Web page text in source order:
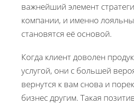
важнейший элемент
компании, и именно
становятся её основой.
Когда клиент доволен
услугой, они с большей
вернутся к вам снова и
бизнес другим. Такая